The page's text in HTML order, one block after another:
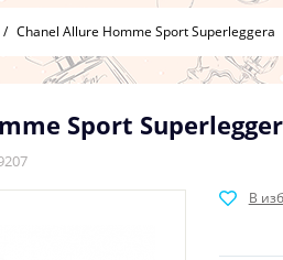
Chanel Allure Homme Sport Superleggera
Sport